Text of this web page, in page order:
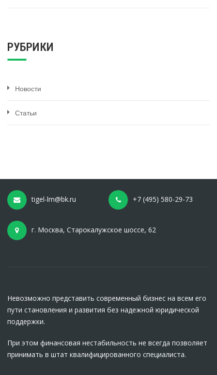
РУБРИКИ
Новости
Статьи
tigel-lm@bk.ru +7 (495) 580-29-73
г. Москва, Старокалужское шоссе, 62
Невозможно представить современный бизнес на всем его
пути становления и развития без надежной юридической
поддержки.
При этом финансовая нестабильность не всегда позволяет
принимать в штат квалифицированного специалиста.